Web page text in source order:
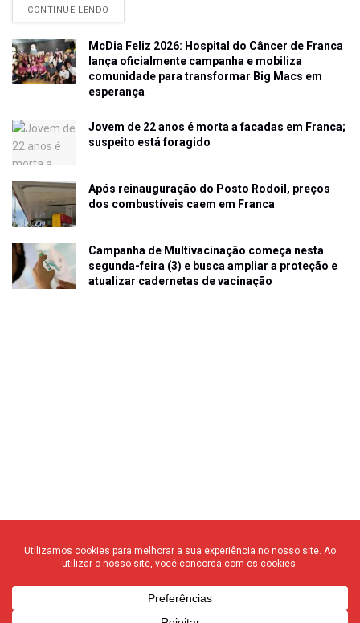
CONTINUE LENDO
McDia Feliz 2026: Hospital do Câncer de Franca
lança oficialmente campanha e mobiliza
comunidade para transformar Big Macs em
esperança
Jovem de 22 anos é morta a facadas em Franca;
suspeito está foragido
Após reinauguração do Posto Rodoil, preços
dos combustíveis caem em Franca
Campanha de Multivacinação começa nesta
segunda-feira (3) e busca ampliar a proteção e
atualizar cadernetas de vacinação
© 2020 F3 Notícias – Todos os direitos reservados